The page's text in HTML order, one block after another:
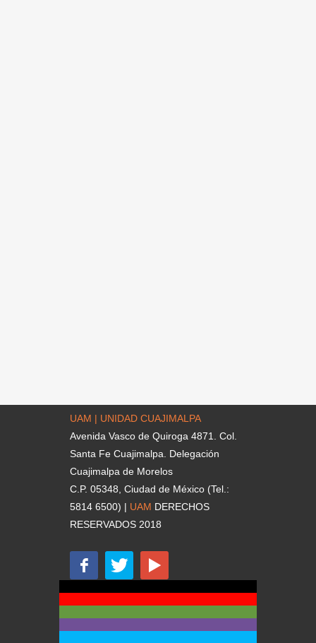
UAM | UNIDAD CUAJIMALPA
Avenida Vasco de Quiroga 4871. Col.
Santa Fe Cuajimalpa. Delegación
Cuajimalpa de Morelos
C.P. 05348, Ciudad de México (Tel.:
5814 6500) | UAM DERECHOS
RESERVADOS 2018